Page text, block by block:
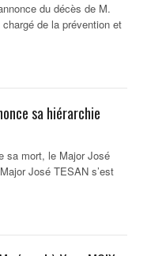
du décès de M.
de la prévention et
sa hiérarchie
sa mort, le Major José
José TESAN s’est